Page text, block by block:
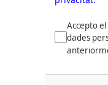
Accepto
dades